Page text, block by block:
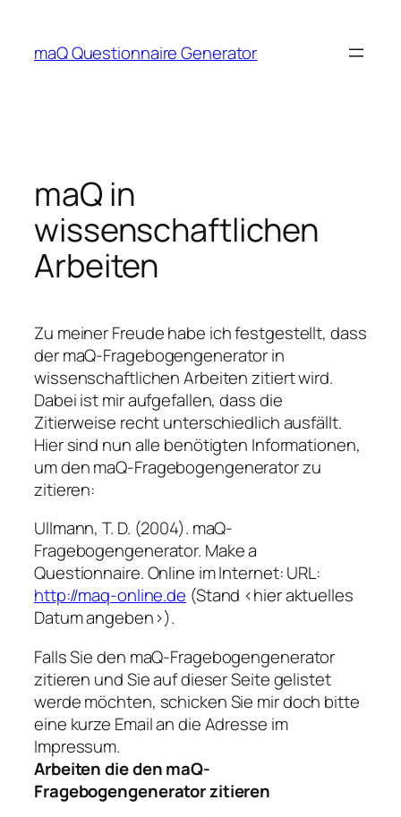
springen
maQ Questionnaire Generator
maQ in
wissenschaftlichen
Arbeiten
Zu meiner Freude habe ich festgestellt, dass
der maQ-Fragebogengenerator in
wissenschaftlichen Arbeiten zitiert wird.
Dabei ist mir aufgefallen, dass die
Zitierweise recht unterschiedlich ausfällt.
Hier sind nun alle benötigten Informationen,
um den maQ-Fragebogengenerator zu
zitieren:
Ullmann, T. D. (2004). maQ-
Fragebogengenerator. Make a
Questionnaire. Online im Internet: URL:
http://maq-online.de (Stand <hier aktuelles
Datum angeben>).
Falls Sie den maQ-Fragebogengenerator
zitieren und Sie auf dieser Seite gelistet
werde möchten, schicken Sie mir doch bitte
eine kurze Email an die Adresse im
Impressum.
Arbeiten die den maQ-
Fragebogengenerator zitieren